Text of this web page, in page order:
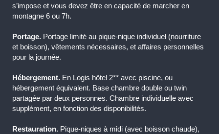
s’impose et vous devez être en capacité de marcher en
montagne 6 ou 7h.
Portage. Portage limité au pique-nique individuel (nourriture
et boisson), vêtements nécessaires, et affaires personnelles
pour la journée.
Hébergement. En Logis hôtel 2** avec piscine, ou
hébergement équivalent. Base chambre double ou twin
partagée par deux personnes. Chambre individuelle avec
supplément, en fonction des disponibilités.
Restauration. Pique-niques à midi (avec boisson chaude),